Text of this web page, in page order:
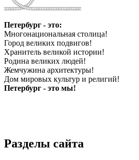
Петербург - это:
Многонациональная столица!
Город великих подвигов!
Хранитель великой истории!
Родина великих людей!
Жемчужина архитектуры!
Дом мировых культур и религий!
Петербург - это мы!
Разделы сайта